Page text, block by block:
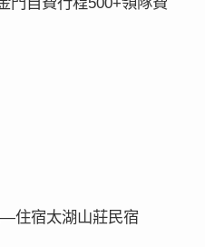
—住宿太湖山莊民宿